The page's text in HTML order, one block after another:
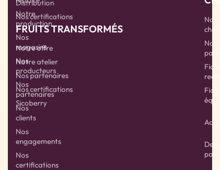
Notre
production
Nos
magasins
Nos
producteurs
Nos
partenaires
Nos
clients
Nos
engagements
Nos
certifications
Distribution
Nos certifications
FRUITS TRANSFORMÉS
Notre offre
Notre atelier
Nos partenaires
Nos certifications
Sicoberry
Nos
Nos